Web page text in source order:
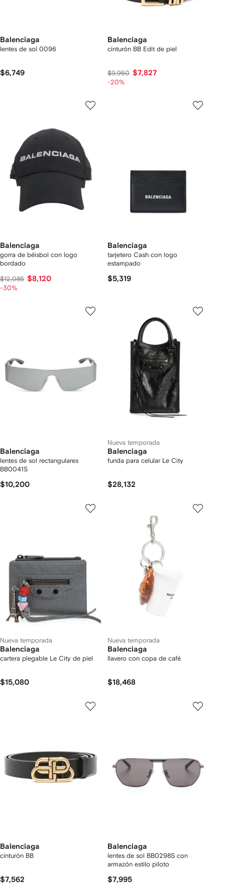
Balenciaga
lentes de sol 0096
$6,749
Balenciaga
cinturón BB Edit de piel
$9,950 $7,827
-20%
Balenciaga
gorra de béisbol con logo
bordado
$12,085 $8,120
-30%
Balenciaga
tarjetero Cash con logo
estampado
$5,319
Balenciaga
lentes de sol rectangulares
BB0041S
$10,200
Nueva temporada
Balenciaga
funda para celular Le City
$28,132
Nueva temporada
Balenciaga
cartera plegable Le City de piel
$15,080
Nueva temporada
Balenciaga
llavero con copa de café
$18,468
Balenciaga
cinturón BB
$7,562
Balenciaga
lentes de sol BB0298S con
armazón estilo piloto
$7,995